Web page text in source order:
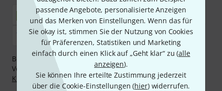
passende Angebote, personalisierte Anzeigen
und das Merken von Einstellungen. Wenn das für
Sie okay ist, stimmen Sie der Nutzung von Cookies
für Präferenzen, Statistiken und Marketing
einfach durch einen Klick auf „Geht klar“ zu (alle
anzeigen).
Sie können Ihre erteilte Zustimmung jederzeit
über die Cookie-Einstellungen (hier) widerrufen.
Bezahlen Sie vertraulich und sicher per Nachnahme,
Vorkasse, PayPal, Amazon Pay,Klarna Sofort bezahlen
Klarna Ratenzahlungoder Kreditkarte.